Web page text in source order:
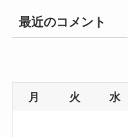
最近のコメント
月 火 水